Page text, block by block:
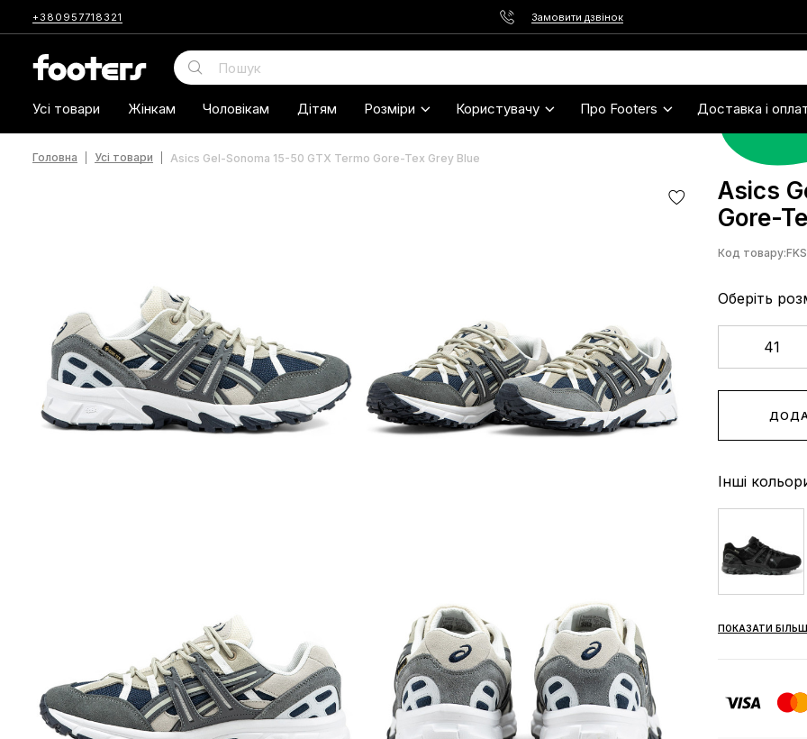
+380957718321 Замовити дзвінок
Усі товари Жінкам Чоловікам Дітям Розміри Користувачу Про Footers Доставка і
Головна Усі товари Asics Gel-Sonoma 15-50 GTX Termo Gore-Tex Grey Blue
Asics
Gore-
Код товару:
Оберіть
41
Інші
ПОКАЗАТИ